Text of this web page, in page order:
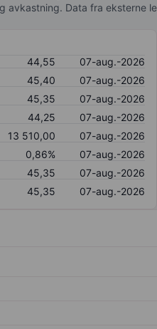
avkastning. Data fra eksterne
44,55
07-aug.-2026
45,40
07-aug.-2026
45,35
07-aug.-2026
44,25
07-aug.-2026
13 510,00
07-aug.-2026
0,86%
07-aug.-2026
45,35
07-aug.-2026
45,35 07-aug.-2026